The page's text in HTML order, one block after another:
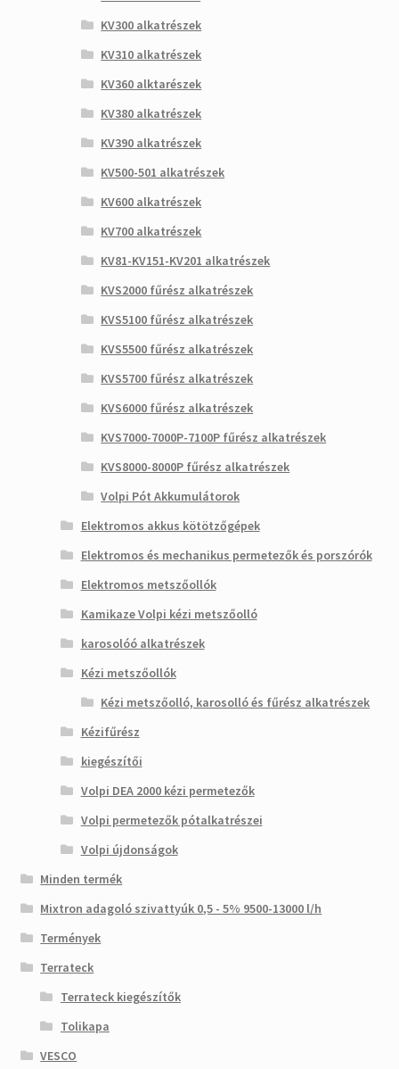
KV300 alkatrészek
KV310 alkatrészek
KV360 alktarészek
KV380 alkatrészek
KV390 alkatrészek
KV500-501 alkatrészek
KV600 alkatrészek
KV700 alkatrészek
KV81-KV151-KV201 alkatrészek
KVS2000 fűrész alkatrészek
KVS5100 fűrész alkatrészek
KVS5500 fűrész alkatrészek
KVS5700 fűrész alkatrészek
KVS6000 fűrész alkatrészek
KVS7000-7000P-7100P fűrész alkatrészek
KVS8000-8000P fűrész alkatrészek
Volpi Pót Akkumulátorok
Elektromos akkus kötötzőgépek
Elektromos és mechanikus permetezők és porszórók
Elektromos metszőollók
Kamikaze Volpi kézi metszőolló
karosolóó alkatrészek
Kézi metszőollók
Kézi metszőolló, karosolló és fűrész alkatrészek
Kézifűrész
kiegészítői
Volpi DEA 2000 kézi permetezők
Volpi permetezők pótalkatrészei
Volpi újdonságok
Minden termék
Mixtron adagoló szivattyúk 0,5 - 5% 9500-13000 l/h
Termények
Terrateck
Terrateck kiegészítők
Tolikapa
VESCO